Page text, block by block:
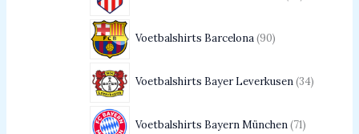
Voetbalshirts Barcelona 90
Voetbalshirts Bayer Leverkusen 34
Voetbalshirts Bayern München 71